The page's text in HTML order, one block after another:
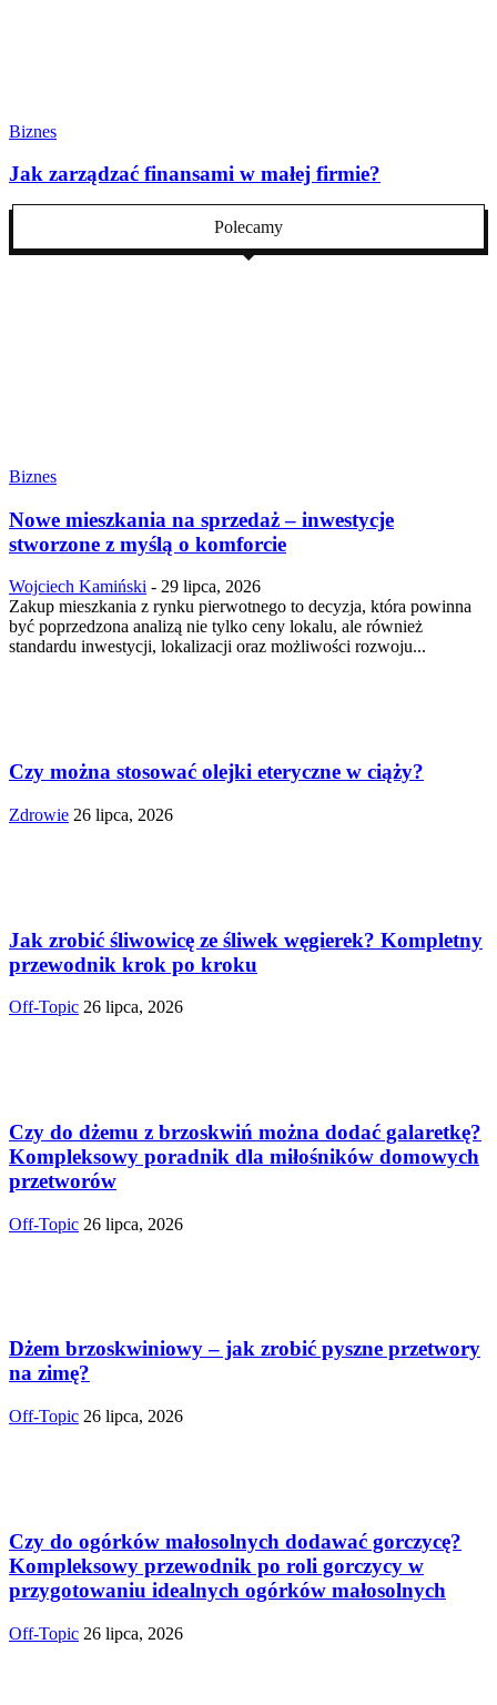
Biznes
Jak zarządzać finansami w małej firmie?
Polecamy
Biznes
Nowe mieszkania na sprzedaż – inwestycje
stworzone z myślą o komforcie
Wojciech Kamiński - 29 lipca, 2026
Zakup mieszkania z rynku pierwotnego to decyzja, która powinna
być poprzedzona analizą nie tylko ceny lokalu, ale również
standardu inwestycji, lokalizacji oraz możliwości rozwoju...
Czy można stosować olejki eteryczne w ciąży?
Zdrowie 26 lipca, 2026
Jak zrobić śliwowicę ze śliwek węgierek? Kompletny
przewodnik krok po kroku
Off-Topic 26 lipca, 2026
Czy do dżemu z brzoskwiń można dodać galaretkę?
Kompleksowy poradnik dla miłośników domowych
przetworów
Off-Topic 26 lipca, 2026
Dżem brzoskwiniowy – jak zrobić pyszne przetwory
na zimę?
Off-Topic 26 lipca, 2026
Czy do ogórków małosolnych dodawać gorczycę?
Kompleksowy przewodnik po roli gorczycy w
przygotowaniu idealnych ogórków małosolnych
Off-Topic 26 lipca, 2026